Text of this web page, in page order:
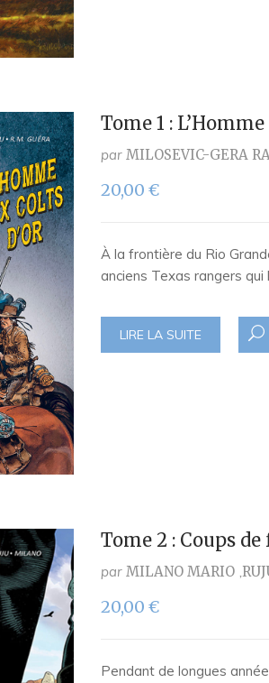
Tome 1 :
par MILOSEVIC-GERA
20,00€
À la frontière du Rio
anciens Texas rangers
LIRE LA SUITE
Tome 2 : Coups
par MILANO MARIO
20,00€
Pendant de longues